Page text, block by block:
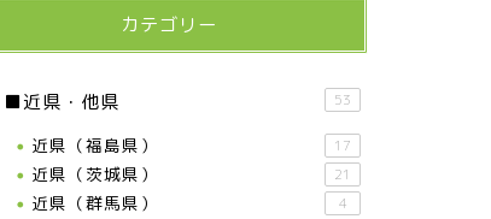
カテゴリー
■近県・他県 53
近県（福島県） 17
近県（茨城県） 21
近県（群馬県） 4